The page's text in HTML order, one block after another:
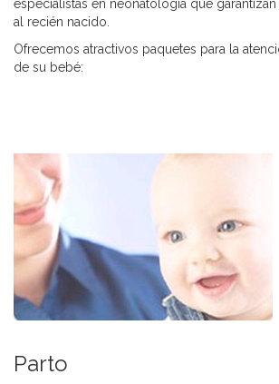
especialistas en neonatología que
al recién nacido.
Ofrecemos atractivos paquetes para la
de su bebé:
Parto